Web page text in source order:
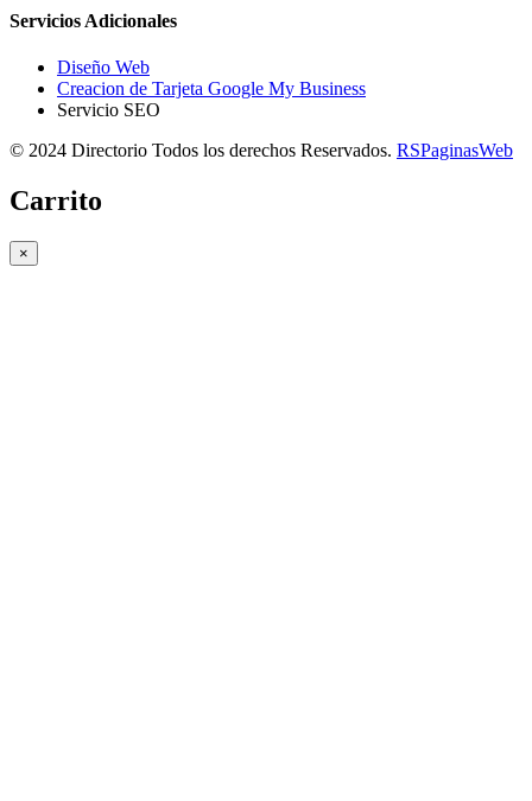
Servicios Adicionales
Diseño Web
Creacion de Tarjeta Google My Business
Servicio SEO
© 2024 Directorio Todos los derechos Reservados. RSPaginasWeb
Carrito
×